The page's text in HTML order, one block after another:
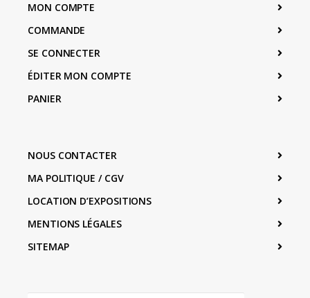
MON COMPTE
COMMANDE
SE CONNECTER
ÉDITER MON COMPTE
PANIER
NOUS CONTACTER
MA POLITIQUE / CGV
LOCATION D’EXPOSITIONS
MENTIONS LÉGALES
SITEMAP